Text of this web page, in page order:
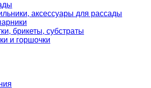
аксессуары для рассады
брикеты, субстраты
и горшочки